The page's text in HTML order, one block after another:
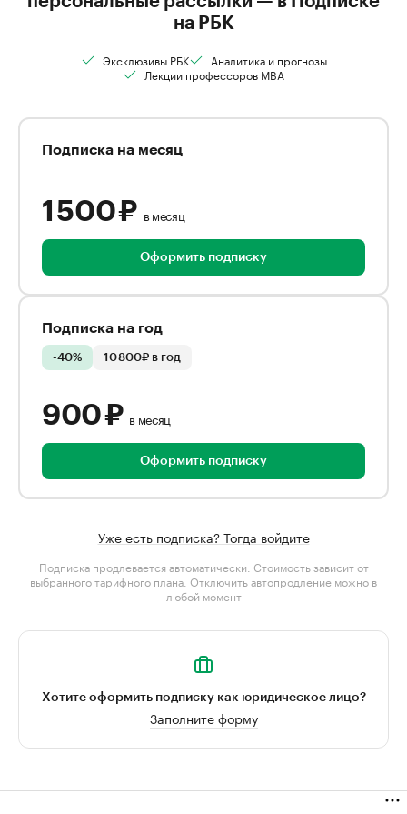
на РБК
Эксклюзивы РБК
Аналитика и прогнозы
Лекции профессоров MBA
Подписка на месяц
1 500 ₽ в месяц
Оформить подписку
Подписка на год
-40% 10 800₽ в год
900 ₽ в месяц
Оформить подписку
Уже есть подписка? Тогда войдите
Подписка продлевается автоматически. Стоимость зависит от
выбранного тарифного плана . Отключить автопродление можно в
любой момент
Хотите оформить подписку как юридическое лицо?
Заполните форму